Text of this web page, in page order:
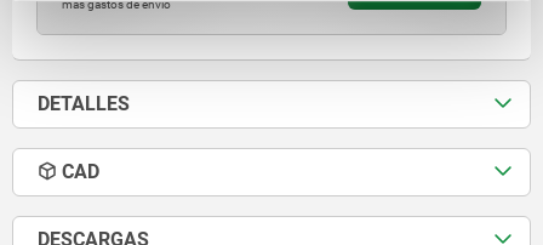
más gastos de envío
DETALLES
CAD
DESCARGAS